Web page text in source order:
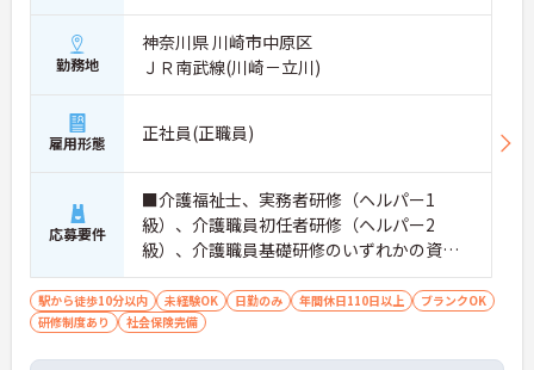
勤務地
神奈川県 川崎市中原区
ＪＲ南武線(川崎－立川)
雇用形態 正社員(正職員)
応募要件
■介護福祉士、実務者研修（ヘルパー1
級）、介護職員初任者研修（ヘルパー2
級）、介護職員基礎研修のいずれかの資格
必須
駅から徒歩10分以内 未経験OK 日勤のみ 年間休日110日以上
ブランクOK
研修制度あり
社会保険完備